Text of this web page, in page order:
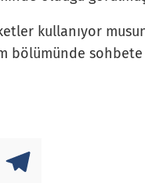
kullanıyor
bölümünde sohbete